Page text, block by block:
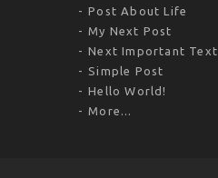
Post About Life
My Next Post
Next Important Text
Simple Post
Hello World!
More...